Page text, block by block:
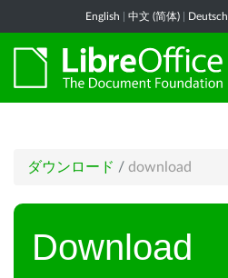
English 中文 (简体) Deutsch
ダウンロード / download
Download